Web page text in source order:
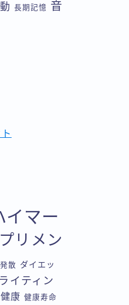
長期記憶
音
イマー
リメン
散 ダイエッ
ライティン
健康 健康寿命